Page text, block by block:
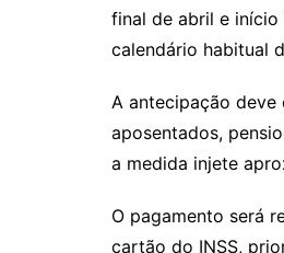
final de abril e
calendário habitual
A antecipação
aposentados,
a medida injete
O pagamento será
cartão do INSS,